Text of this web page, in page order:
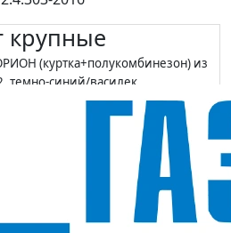
(куртка+полукомбинезон) из
темно-синий/василек
защита от проколов,
-30°С и влаги
400 г/м2; допущен к работе в
отгрузка в день заказа
(тк.оксфорд 95), курт.+пк—
крупные